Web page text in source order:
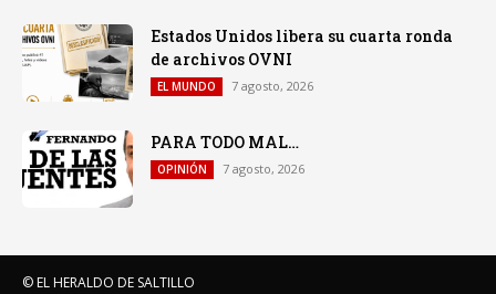
Estados Unidos libera su cuarta ronda
de archivos OVNI
EL MUNDO 7 agosto, 2026
PARA TODO MAL…
OPINIÓN 7 agosto, 2026
© EL HERALDO DE SALTILLO